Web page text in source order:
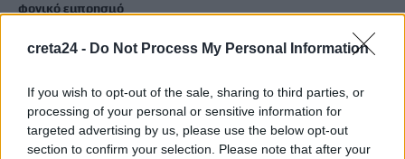
creta24 - Do Not Process My Personal Information
If you wish to opt-out of the sale, sharing to third parties, or
processing of your personal or sensitive information for
targeted advertising by us, please use the below opt-out
section to confirm your selection. Please note that after your
φονικό εμπρησμό
πατρίδας μας με νέο αναπτυξιακό καθεστώς για την Άμυνα
7 Αυγούστου, 2026